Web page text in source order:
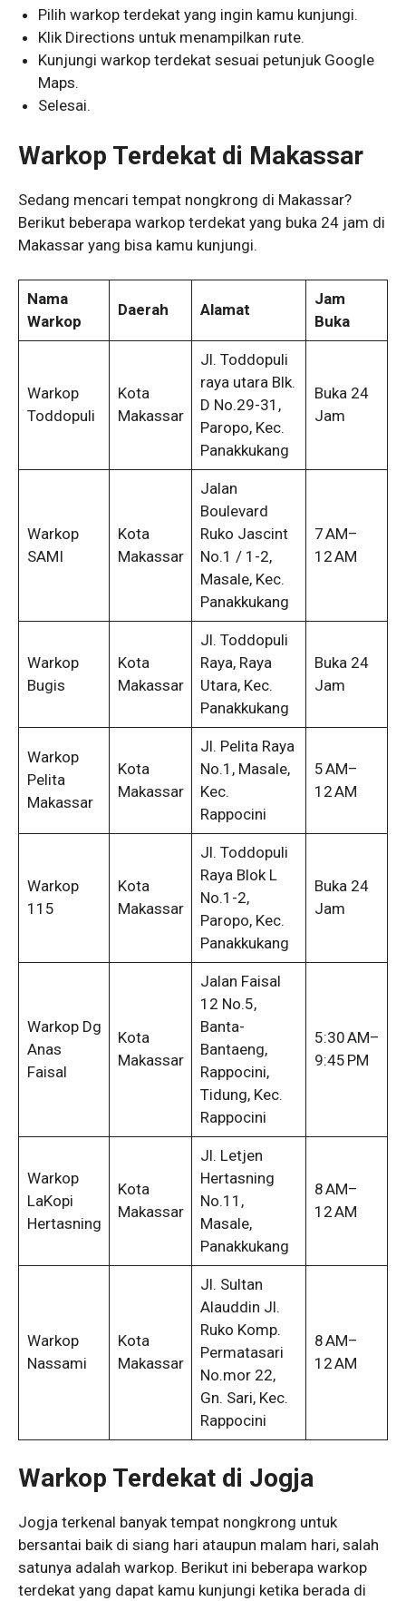
Pilih warkop terdekat yang ingin kamu kunjungi.
Klik Directions untuk menampilkan rute.
Kunjungi warkop terdekat sesuai petunjuk Google
Maps.
Selesai.
Warkop Terdekat di Makassar
Sedang mencari tempat nongkrong di Makassar?
Berikut beberapa warkop terdekat yang buka 24 jam di
Makassar yang bisa kamu kunjungi.
Nama
Warkop
Daerah Alamat
Jam
Buka
Warkop
Toddopuli
Kota
Makassar
Jl. Toddopuli
raya utara Blk.
D No.29-31,
Paropo, Kec.
Panakkukang
Buka 24
Jam
Warkop
SAMI
Kota
Makassar
Jalan
Boulevard
Ruko Jascint
No.1 / 1-2,
Masale, Kec.
Panakkukang
7 AM–
12 AM
Warkop
Bugis
Kota
Makassar
Jl. Toddopuli
Raya, Raya
Utara, Kec.
Panakkukang
Buka 24
Jam
Warkop
Pelita
Makassar
Kota
Makassar
Jl. Pelita Raya
No.1, Masale,
Kec.
Rappocini
5 AM–
12 AM
Warkop
115
Kota
Makassar
Jl. Toddopuli
Raya Blok L
No.1-2,
Paropo, Kec.
Panakkukang
Buka 24
Jam
Warkop Dg
Anas
Faisal
Kota
Makassar
Jalan Faisal
12 No.5,
Banta-
Bantaeng,
Rappocini,
Tidung, Kec.
Rappocini
5:30 AM–
9:45 PM
Warkop
LaKopi
Hertasning
Kota
Makassar
Jl. Letjen
Hertasning
No.11,
Masale,
Panakkukang
8 AM–
12 AM
Warkop
Nassami
Kota
Makassar
Jl. Sultan
Alauddin Jl.
Ruko Komp.
Permatasari
No.mor 22,
Gn. Sari, Kec.
Rappocini
8 AM–
12 AM
Warkop Terdekat di Jogja
Jogja terkenal banyak tempat nongkrong untuk
bersantai baik di siang hari ataupun malam hari, salah
satunya adalah warkop. Berikut ini beberapa warkop
terdekat yang dapat kamu kunjungi ketika berada di